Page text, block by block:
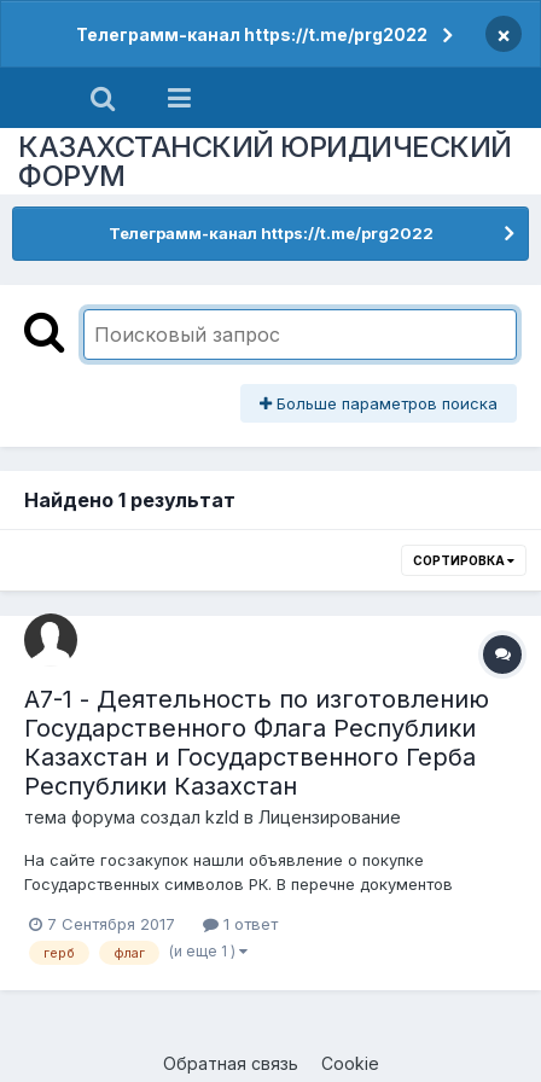
Телеграмм-канал https://t.me/prg2022 ×
КАЗАХСТАНСКИЙ ЮРИДИЧЕСКИЙ
ФОРУМ
Телеграмм-канал https://t.me/prg2022
Больше параметров поиска
Найдено 1 результат
СОРТИРОВКА
A7-1 - Деятельность по изготовлению
Государственного Флага Республики
Казахстан и Государственного Герба
Республики Казахстан
тема форума создал kzld в Лицензирование
На сайте госзакупок нашли объявление о покупке
Государственных символов РК. В перечне документов
Казахстана (полагаем что лицензия у предприятия имеется)
Мы же желаем купить у одних и продать другим. Вопрос нам
7 Сентября 2017 1 ответ
герб флаг (и еще 1 )
Обратная связь Cookie